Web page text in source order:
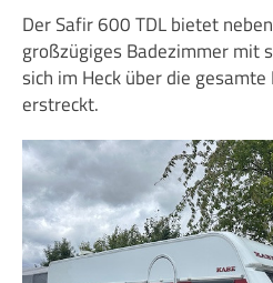
Der Safir 600 TDL bietet
großzügiges Badezimmer mit
sich im Heck über die
erstreckt.